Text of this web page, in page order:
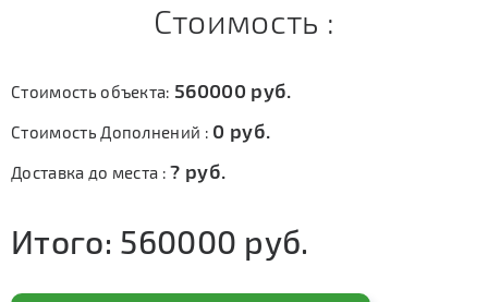
Стоимость :
Стоимость объекта: 560000 руб.
Стоимость Дополнений : 0 руб.
Доставка до места :? руб.
Итого: 560000 руб.